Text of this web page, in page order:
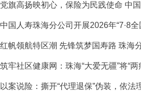
党旗高扬映初心，保险为民践使命 中
中国人寿珠海分公司开展2026年“7·8全
红帆领航特区潮 先锋筑梦国寿路 珠海
筑牢社区健康网：珠海“大爱无疆”将“两
以案说险：撕开“代理退保”伪装，依法